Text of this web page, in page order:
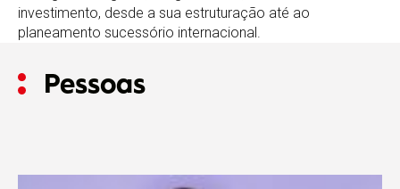
investimento, desde a sua estruturação até ao
planeamento sucessório internacional.
Pessoas